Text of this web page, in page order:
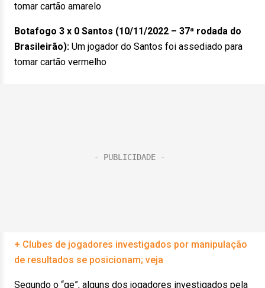
tomar cartão amarelo
Botafogo 3 x 0 Santos (10/11/2022 – 37ª rodada do
Brasileirão): Um jogador do Santos foi assediado para
tomar cartão vermelho
+ Clubes de jogadores investigados por manipulação
de resultados se posicionam; veja
Segundo o “ge”, alguns dos jogadores investigados pela